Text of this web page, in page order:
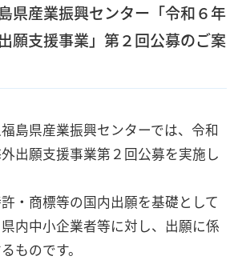
県産業振興センター「令和６年
願支援事業」第２回公募のご案
島県産業振興センターでは、令和
出願支援事業第２回公募を実施し
・商標等の国内出願を基礎として
内中小企業者等に対し、出願に係
ものです。